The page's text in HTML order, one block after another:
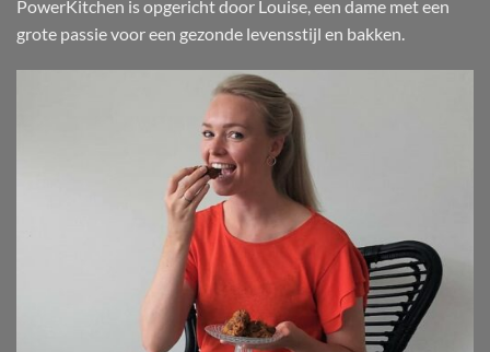
PowerKitchen is opgericht door Louise, een dame met een
grote passie voor een gezonde levensstijl en bakken.